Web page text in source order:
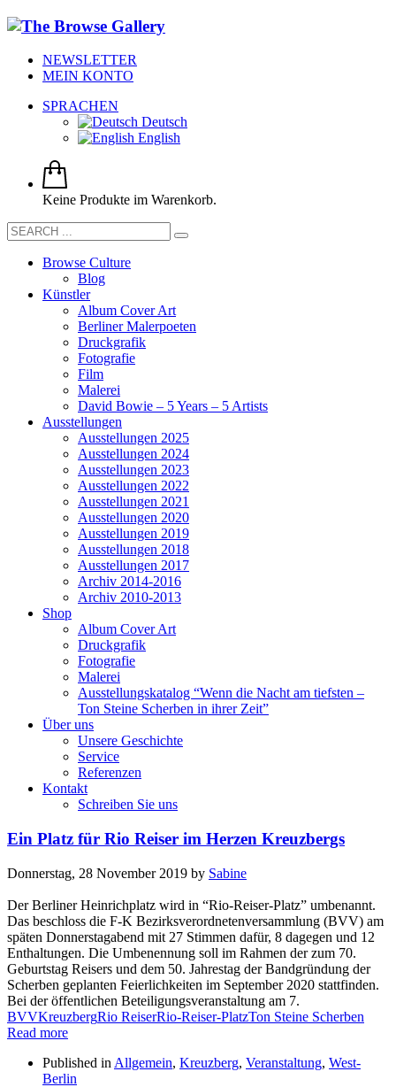
NEWSLETTER
MEIN KONTO
SPRACHEN
Deutsch
English
Keine Produkte im Warenkorb.
Browse Culture
Blog
Künstler
Album Cover Art
Berliner Malerpoeten
Druckgrafik
Fotografie
Film
Malerei
David Bowie – 5 Years – 5 Artists
Ausstellungen
Ausstellungen 2025
Ausstellungen 2024
Ausstellungen 2023
Ausstellungen 2022
Ausstellungen 2021
Ausstellungen 2020
Ausstellungen 2019
Ausstellungen 2018
Ausstellungen 2017
Archiv 2014-2016
Archiv 2010-2013
Shop
Album Cover Art
Druckgrafik
Fotografie
Malerei
Ausstellungskatalog “Wenn die Nacht am tiefsten –
Ton Steine Scherben in ihrer Zeit”
Über uns
Unsere Geschichte
Service
Referenzen
Kontakt
Schreiben Sie uns
Ein Platz für Rio Reiser im Herzen Kreuzbergs
Donnerstag, 28 November 2019 by Sabine
Der Berliner Heinrichplatz wird in “Rio-Reiser-Platz” umbenannt.
Das beschloss die F-K Bezirksverordnetenversammlung (BVV) am
späten Donnerstagabend mit 27 Stimmen dafür, 8 dagegen und 12
Enthaltungen. Die Umbenennung soll im Rahmen der zum 70.
Geburtstag Reisers und dem 50. Jahrestag der Bandgründung der
Scherben geplanten Feierlichkeiten im September 2020 stattfinden.
Bei der öffentlichen Beteiligungsveranstaltung am 7.
BVVKreuzbergRio ReiserRio-Reiser-PlatzTon Steine Scherben
Read more
Published in Allgemein, Kreuzberg, Veranstaltung, West-
Berlin